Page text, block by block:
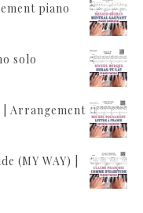
piano
solo
Arrangement
(MY WAY) |